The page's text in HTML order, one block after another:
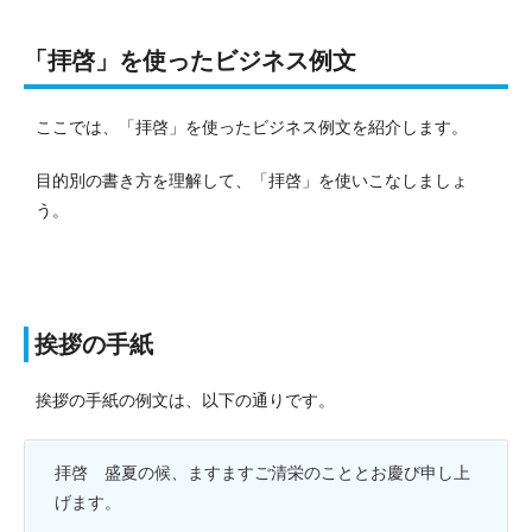
「拝啓」を使ったビジネス例文
ここでは、「拝啓」を使ったビジネス例文を紹介します。
目的別の書き方を理解して、「拝啓」を使いこなしましょ
う。
挨拶の手紙
挨拶の手紙の例文は、以下の通りです。
拝啓 盛夏の候、ますますご清栄のこととお慶び申し上
げます。